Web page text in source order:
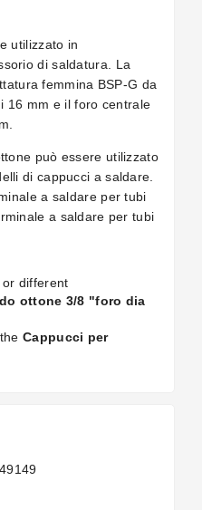
utilizzato in
di saldatura. La
femmina BSP-G da
16 mm e il foro centrale
può essere utilizzato
di cappucci a saldare.
a saldare per tubi
a saldare per tubi
different
ottone 3/8 "foro dia
Cappucci per